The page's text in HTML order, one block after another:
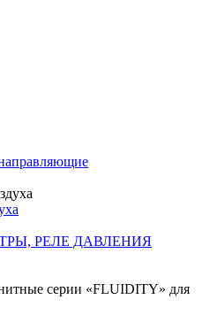
РЕЛЕ ДАВЛЕНИЯ